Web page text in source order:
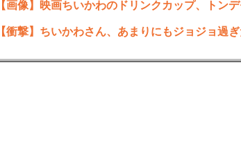
【画像】映画ちいかわのドリンクカップ、トン
【衝撃】ちいかわさん、あまりにもジョジョ過